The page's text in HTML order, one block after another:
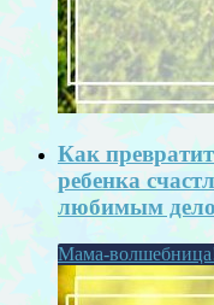
Как
ребенка
любимым
Мама-волшебница!